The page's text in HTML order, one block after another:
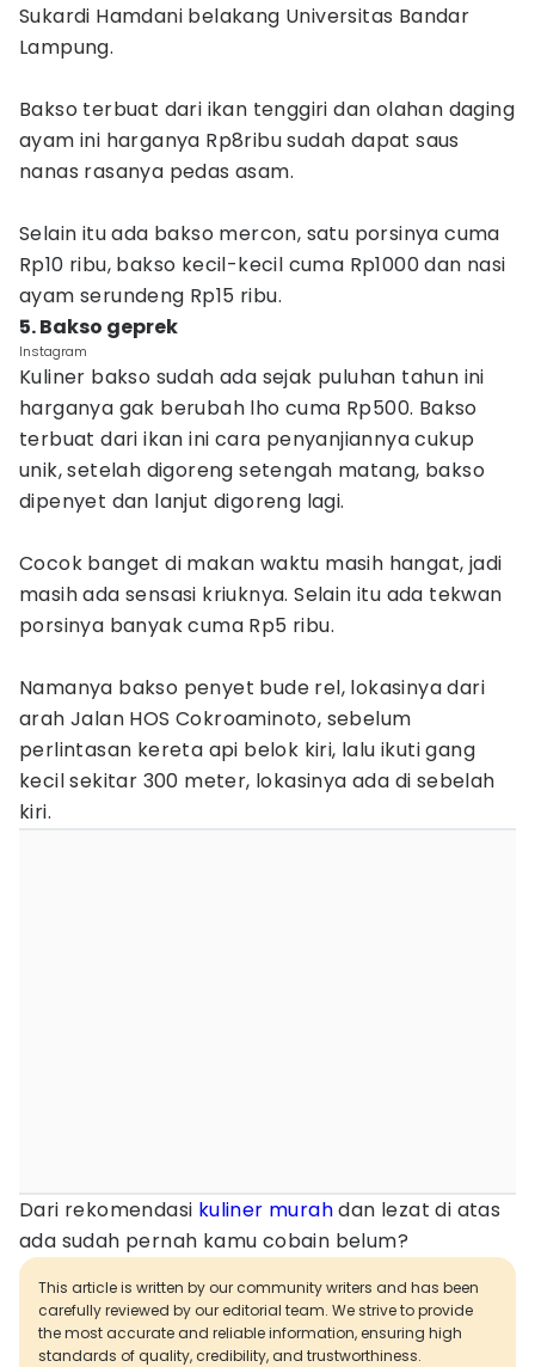
Sukardi Hamdani belakang Universitas Bandar
Lampung.
Bakso terbuat dari ikan tenggiri dan olahan daging
ayam ini harganya Rp8ribu sudah dapat saus
nanas rasanya pedas asam.
Selain itu ada bakso mercon, satu porsinya cuma
Rp10 ribu, bakso kecil-kecil cuma Rp1000 dan nasi
ayam serundeng Rp15 ribu.
5. Bakso geprek
Instagram
Kuliner bakso sudah ada sejak puluhan tahun ini
harganya gak berubah lho cuma Rp500. Bakso
terbuat dari ikan ini cara penyanjiannya cukup
unik, setelah digoreng setengah matang, bakso
dipenyet dan lanjut digoreng lagi.
Cocok banget di makan waktu masih hangat, jadi
masih ada sensasi kriuknya. Selain itu ada tekwan
porsinya banyak cuma Rp5 ribu.
Namanya bakso penyet bude rel, lokasinya dari
arah Jalan HOS Cokroaminoto, sebelum
perlintasan kereta api belok kiri, lalu ikuti gang
kecil sekitar 300 meter, lokasinya ada di sebelah
kiri.
Dari rekomendasi kuliner murahdan lezat di atas
ada sudah pernah kamu cobain belum?
This article is written by our community writers and has been
carefully reviewed by our editorial team. We strive to provide
the most accurate and reliable information, ensuring high
standards of quality, credibility, and trustworthiness.